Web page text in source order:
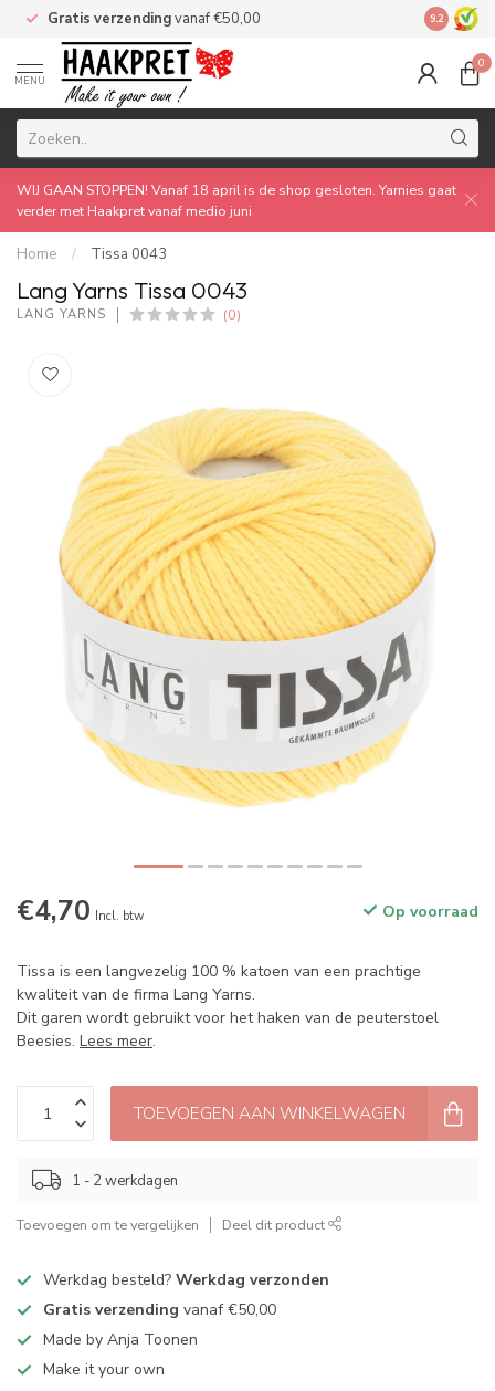
Gratis verzendingvanaf €50,00 Made by
9.2
MENU
0
WIJ GAAN STOPPEN! Vanaf 18 april is de shop gesloten. Yarnies gaat
verder met Haakpret vanaf medio juni
Home / Tissa 0043
Lang Yarns Tissa 0043
LANG YARNS (0)
€4,70 Incl. btw Op voorraad
Tissa is een langvezelig 100 % katoen van een prachtige
kwaliteit van de firma Lang Yarns.
Dit garen wordt gebruikt voor het haken van de peuterstoel
Beesies. Lees meer.
TOEVOEGEN AAN WINKELWAGEN
1 - 2 werkdagen
Toevoegen om te vergelijken Deel dit product
Werkdag besteld? Werkdag verzonden
Gratis verzending vanaf €50,00
Made by Anja Toonen
Make it your own